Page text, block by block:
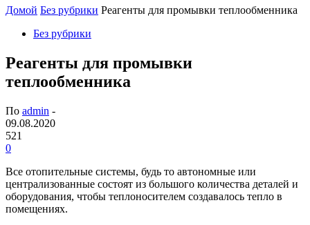
Домой Без рубрики Реагенты для промывки теплообменника
Без рубрики
Реагенты для промывки
теплообменника
По admin -
09.08.2020
521
0
Все отопительные системы, будь то автономные или
централизованные состоят из большого количества деталей и
оборудования, чтобы теплоносителем создавалось тепло в
помещениях.